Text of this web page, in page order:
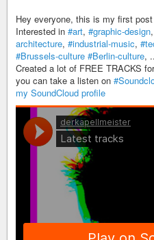
Hey everyone, this is my first
Interested in #art, #graphic-design,
architecture, #industrial-music,
#Brussels-culture #Berlin-culture,
Created a lot of FREE TRACKS
you can take a listen on
my SoundCloud profile